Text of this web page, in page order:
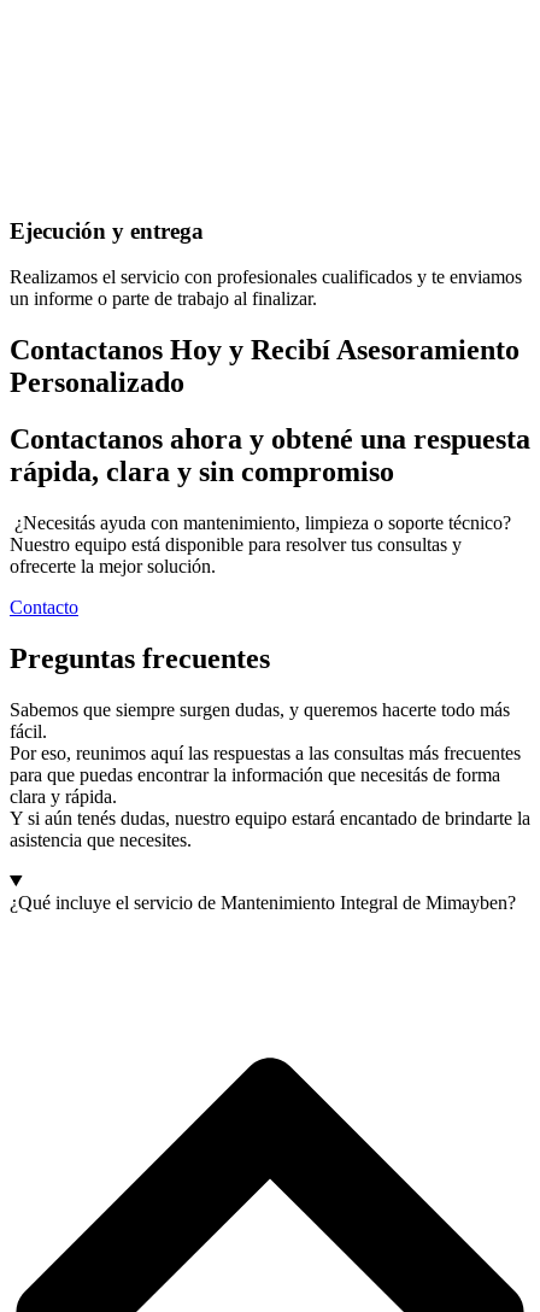
Ejecución y entrega
Realizamos el servicio con profesionales cualificados y te enviamos
un informe o parte de trabajo al finalizar.
Contactanos Hoy y Recibí Asesoramiento
Personalizado
Contactanos ahora y obtené una respuesta
rápida, clara y sin compromiso
¿Necesitás ayuda con mantenimiento, limpieza o soporte técnico?
Nuestro equipo está disponible para resolver tus consultas y
ofrecerte la mejor solución.
Contacto
Preguntas frecuentes
Sabemos que siempre surgen dudas, y queremos hacerte todo más
fácil.
Por eso, reunimos aquí las respuestas a las consultas más frecuentes
para que puedas encontrar la información que necesitás de forma
clara y rápida.
Y si aún tenés dudas, nuestro equipo estará encantado de brindarte la
asistencia que necesites.
¿Qué incluye el servicio de Mantenimiento Integral de Mimayben?